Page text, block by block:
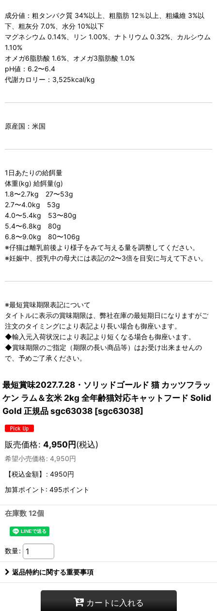
成分値：粗タンパク質 34%以上、粗脂肪 12％以上、粗繊維 3%以
下、粗灰分 7.0%、水分 10%以下
マグネシウム 0.14%、リン 1.00%、ナトリウム 0.32%、カルシウム
1.10%
オメガ6脂肪酸 1.6%、オメガ3脂肪酸 1.0%
pH値：6.2〜6.4
代謝カロリー：3,525kcal/kg
原産国：米国
1日あたりの給餌量
体重(kg) 給餌量(g)
1.8〜2.7kg 27〜53g
2.7〜4.0kg 53g
4.0〜5.4kg 53〜80g
5.4〜6.8kg 80g
6.8〜9.0kg 80〜106g
※仔猫は離乳前後より様子をみて与える量を調整してください。
※妊娠中、授乳中の母犬には表記の2〜3倍を目安に与えて下さい。
※最短賞味期限表記について
タイトルに表示の賞味期限は、弊社在庫の最短期日になりますがご
注文のタイミングにより表記より長い場合も御座います。
◆輸入元入荷状況により表記より短くなる場合も御座います。
◆賞味期限のご指定（期限の長い商品等）はお受け出来ませんの
で、予めご了承ください。
最短賞味2027.7.28・ソリッドゴールド 猫 カッツフラッ
ケン ラム＆玄米 2kg 全年齢猫対応キャットフード Solid
Gold 正規品 sgc63038 [sgc63038]
販売価格: 4,950円(税込)
希望小売価格: 4,950円
【税込金額】
: 4950円
加算ポイント: 495ポイント
在庫数 12個
数量:
返品特約に関する重要事項
カートに入れる